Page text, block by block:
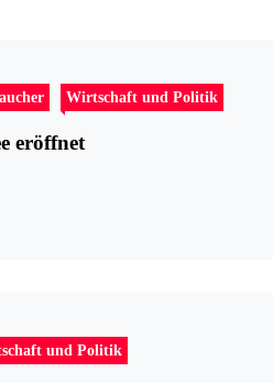
Wirtschaft und Politik
eröffnet
und Politik